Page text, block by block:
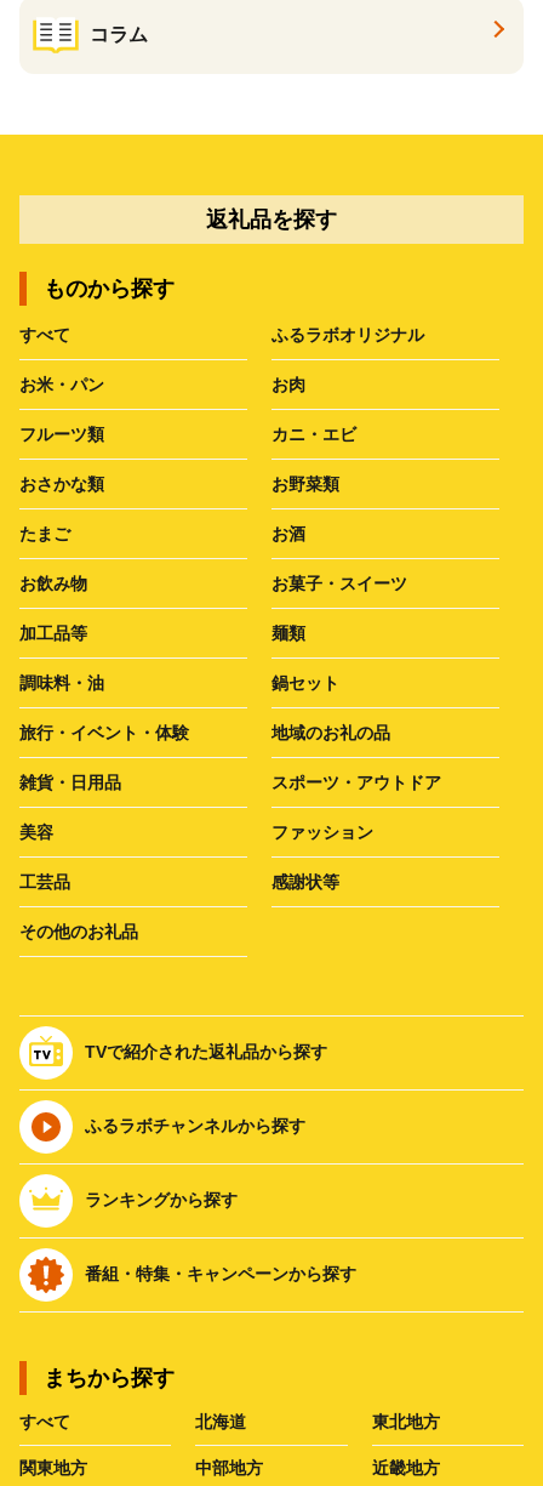
コラム
返礼品を探す
ものから探す
すべて ふるラボオリジナル
お米・パン お肉
フルーツ類 カニ・エビ
おさかな類 お野菜類
たまご お酒
お飲み物 お菓子・スイーツ
加工品等 麺類
調味料・油 鍋セット
旅行・イベント・体験 地域のお礼の品
雑貨・日用品 スポーツ・アウトドア
美容 ファッション
工芸品 感謝状等
その他のお礼品
TVで紹介された返礼品から探す
ふるラボチャンネルから探す
ランキングから探す
番組・特集・キャンペーンから探す
まちから探す
すべて 北海道 東北地方
関東地方 中部地方 近畿地方